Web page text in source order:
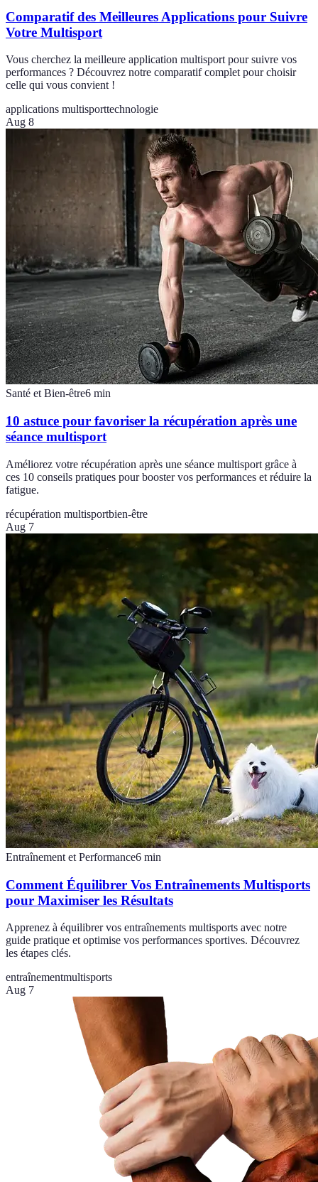
Comparatif des Meilleures Applications pour Suivre
Votre Multisport
Vous cherchez la meilleure application multisport pour suivre vos
performances ? Découvrez notre comparatif complet pour choisir
celle qui vous convient !
applications multisporttechnologie
Aug 8
Santé et Bien-être6 min
10 astuce pour favoriser la récupération après une
séance multisport
Améliorez votre récupération après une séance multisport grâce à
ces 10 conseils pratiques pour booster vos performances et réduire la
fatigue.
récupération multisportbien-être
Aug 7
Entraînement et Performance6 min
Comment Équilibrer Vos Entraînements Multisports
pour Maximiser les Résultats
Apprenez à équilibrer vos entraînements multisports avec notre
guide pratique et optimise vos performances sportives. Découvrez
les étapes clés.
entraînementmultisports
Aug 7